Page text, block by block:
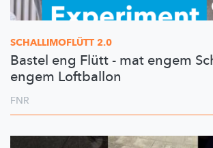
SCHALLIMOFLÜTT 2.0
Bastel eng Flütt - mat engem
engem Loftballon
FNR